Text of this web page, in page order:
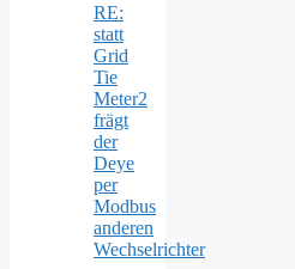
RE:
statt
Grid
Tie
Meter2
frägt
der
Deye
per
Modbus
anderen
Wechselrichter